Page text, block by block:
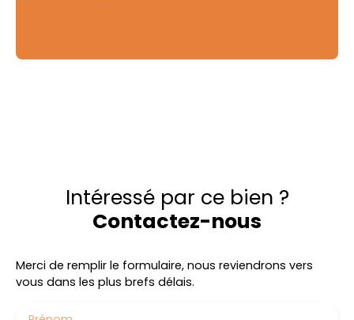
Intéressé par ce bien ?
Contactez-nous
Merci de remplir le formulaire, nous reviendrons vers
vous dans les plus brefs délais.